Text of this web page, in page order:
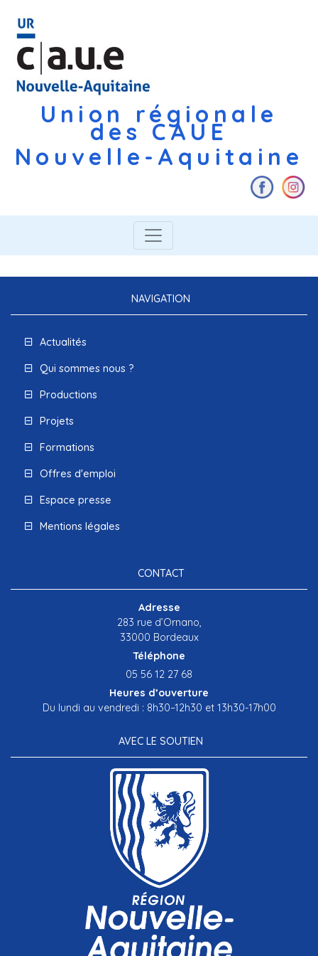
Union régionale
des CAUE
Nouvelle-Aquitaine
NAVIGATION
Actualités
Qui sommes nous ?
Productions
Projets
Formations
Offres d'emploi
Espace presse
Mentions légales
CONTACT
Adresse
283 rue d’Ornano,
33000 Bordeaux
Téléphone
05 56 12 27 68
Heures d’ouverture
Du lundi au vendredi : 8h30–12h30 et 13h30-17h00
AVEC LE SOUTIEN